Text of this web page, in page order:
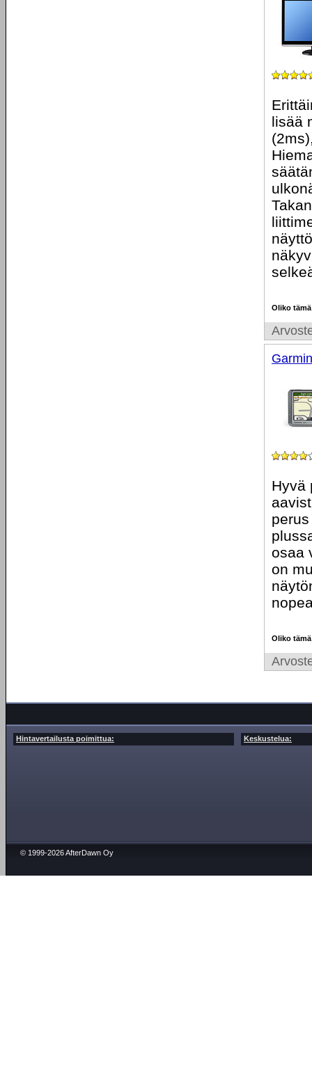
lisää
Oliko
Hyvä
osaa
on
Oliko
Hintavertailusta poimittua: Keskustelua:
© 1999-2026 AfterDawn Oy